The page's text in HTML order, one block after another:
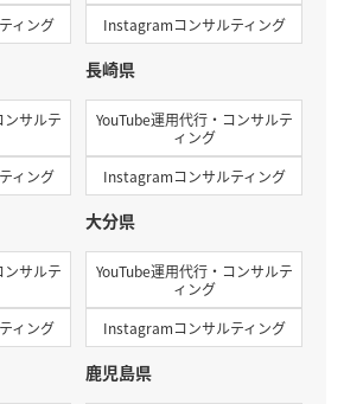
ィング
Instagramコンサルティング
ンサルテ
ィング
長崎県
YouTube運用代行・コンサルテ
ィング
Instagramコンサルティング
ンサルテ
ィング
大分県
YouTube運用代行・コンサルテ
ィング
Instagramコンサルティング
鹿児島県